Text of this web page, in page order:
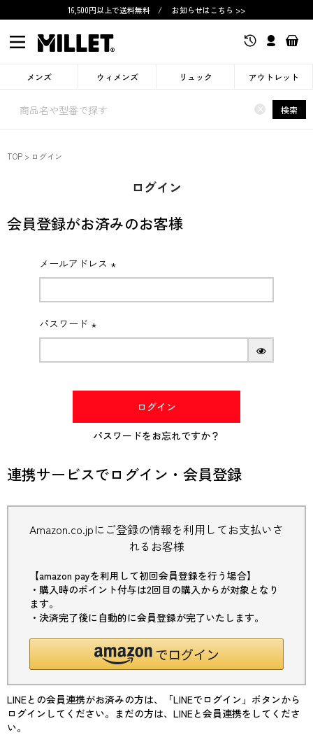
16,500円以上で送料無料 / お知らせはこちら >>
メンズ ウィメンズ リュック アウトレット
× 検索
TOP ログイン
ログイン
会員登録がお済みのお客様
メールアドレス
(必
パスワード
(必
ログイン
パスワードをお忘れですか？
連携サービスでログイン・会員登録
Amazon.co.jpにご登録の情報を利用してお支払いさ
れるお客様
【amazon payを利用して初回会員登録を行う場合】
・購入時のポイント付与は2回目の購入からが対象となり
ます。
・決済完了後に自動的に会員登録が完了いたします。
LINEとの会員連携がお済みの方は、「LINEでログイン」ボタンから
ログインしてください。まだの方は、 LINEと会員連携をしてくださ
い。